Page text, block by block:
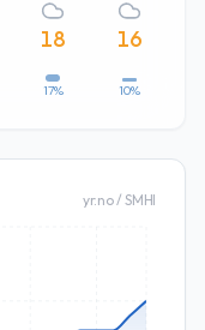
18
17%
16
10%
yr.no / SMHI